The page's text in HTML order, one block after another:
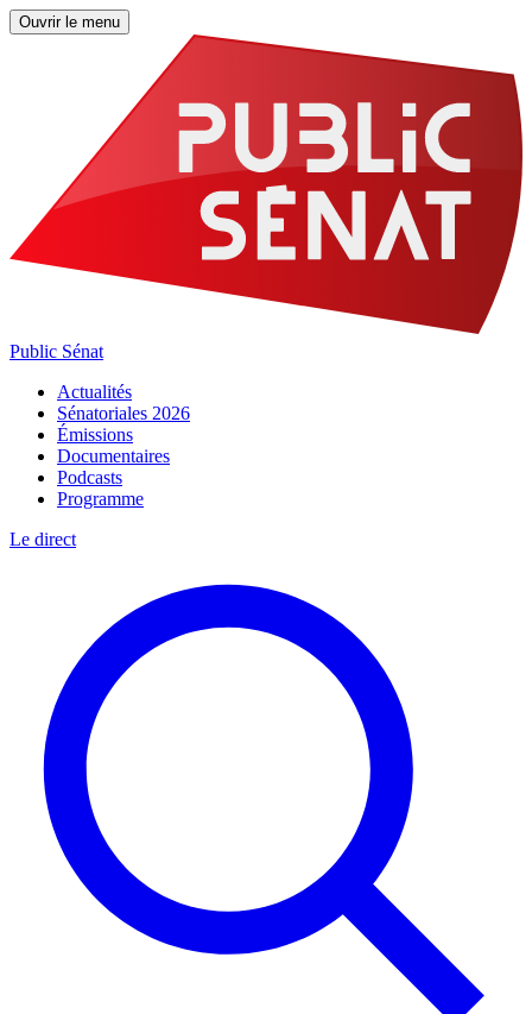
Ouvrir le menu
Public Sénat
Actualités
Sénatoriales 2026
Émissions
Documentaires
Podcasts
Programme
Le direct